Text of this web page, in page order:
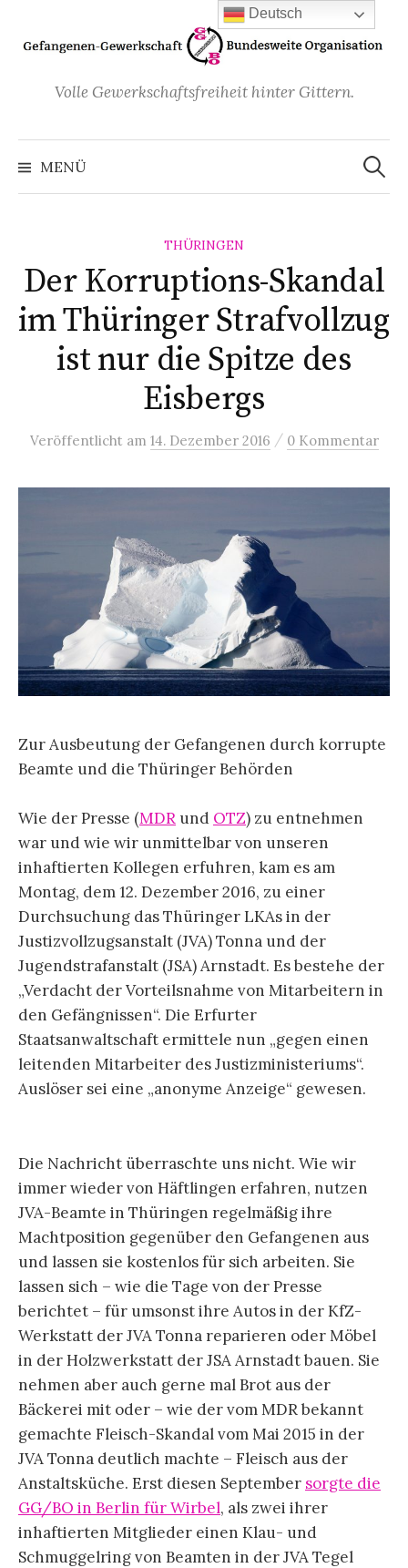
Inhalt
überspringen
Volle Gewerkschaftsfreiheit hinter Gittern.
MENÜ
Suchen
nach:
THÜRINGEN
Der Korruptions-Skandal
im Thüringer Strafvollzug
ist nur die Spitze des
Eisbergs
Veröffentlicht am 14. Dezember 2016 / 0 Kommentar
Zur Ausbeutung der Gefangenen durch korrupte
Beamte und die Thüringer Behörden
Wie der Presse (MDR und OTZ) zu entnehmen
war und wie wir unmittelbar von unseren
inhaftierten Kollegen erfuhren, kam es am
Montag, dem 12. Dezember 2016, zu einer
Durchsuchung das Thüringer LKAs in der
Justizvollzugsanstalt (JVA) Tonna und der
Jugendstrafanstalt (JSA) Arnstadt. Es bestehe der
„Verdacht der Vorteilsnahme von Mitarbeitern in
den Gefängnissen“. Die Erfurter
Staatsanwaltschaft ermittele nun „gegen einen
leitenden Mitarbeiter des Justizministeriums“.
Auslöser sei eine „anonyme Anzeige“ gewesen.
Die Nachricht überraschte uns nicht. Wie wir
immer wieder von Häftlingen erfahren, nutzen
JVA-Beamte in Thüringen regelmäßig ihre
Machtposition gegenüber den Gefangenen aus
und lassen sie kostenlos für sich arbeiten. Sie
lassen sich – wie die Tage von der Presse
berichtet – für umsonst ihre Autos in der KfZ-
Werkstatt der JVA Tonna reparieren oder Möbel
in der Holzwerkstatt der JSA Arnstadt bauen. Sie
nehmen aber auch gerne mal Brot aus der
Bäckerei mit oder – wie der vom MDR bekannt
gemachte Fleisch-Skandal vom Mai 2015 in der
JVA Tonna deutlich machte – Fleisch aus der
Anstaltsküche. Erst diesen September sorgte die
GG/BO in Berlin für Wirbel, als zwei ihrer
inhaftierten Mitglieder einen Klau- und
Schmuggelring von Beamten in der JVA Tegel
Deutsch